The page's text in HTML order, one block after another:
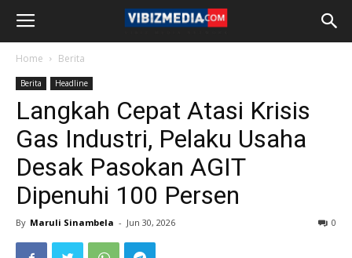
Home Berita
Berita Headline
Langkah Cepat Atasi Krisis
Gas Industri, Pelaku Usaha
Desak Pasokan AGIT
Dipenuhi 100 Persen
By Maruli Sinambela - Jun 30, 2026 0